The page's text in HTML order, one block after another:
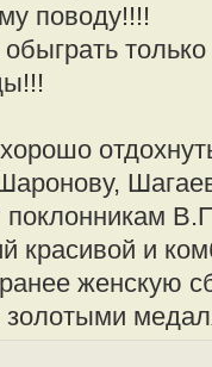
поводу!!!!
красивой и
женскую